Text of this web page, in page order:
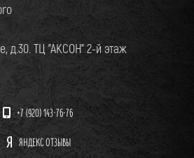
д.30. ТЦ "АКСОН" 2-й этаж
+7 (920) 143-76-76
ЯНДЕКС ОТЗЫВЫ